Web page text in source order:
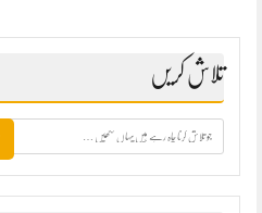
تلاش کریں